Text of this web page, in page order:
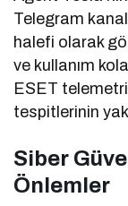
Telegram
halefi olarak
ve kullanım
ESET
tespitlerinin
Siber
Önlemler